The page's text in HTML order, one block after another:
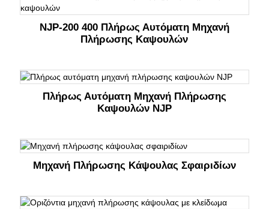
NJP-200 400 Πλήρως Αυτόματη Μηχανή
Πλήρωσης Καψουλών
Πλήρως Αυτόματη Μηχανή Πλήρωσης
Καψουλών NJP
Μηχανή Πλήρωσης Κάψουλας Σφαιριδίων